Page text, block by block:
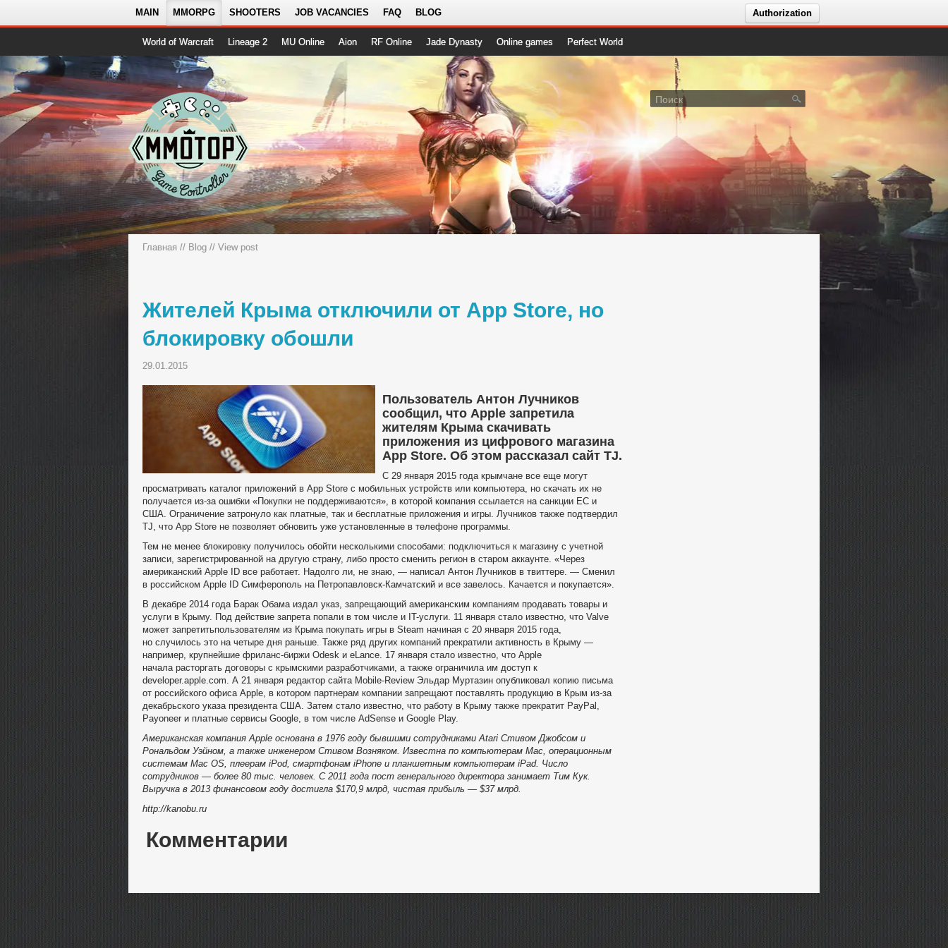
MAIN MMORPG SHOOTERS JOB VACANCIES FAQ BLOG Authorization
World of Warcraft Lineage 2 MU Online Aion RF Online Jade Dynasty Online games Perfect World
Главная // Blog // View post
Жителей Крыма отключили от App Store, но
блокировку обошли
29.01.2015
Пользователь Антон Лучников
сообщил, что Apple запретила
жителям Крыма скачивать
приложения из цифрового магазина
App Store. Об этом рассказал сайт TJ.
C 29 января 2015 года крымчане все еще могут
просматривать каталог приложений в App Store с мобильных устройств или компьютера, но скачать их не
получается из-за ошибки «Покупки не поддерживаются», в которой компания ссылается на санкции ЕС и
США. Ограничение затронуло как платные, так и бесплатные приложения и игры. Лучников также подтвердил
TJ, что App Store не позволяет обновить уже установленные в телефоне программы.
Тем не менее блокировку получилось обойти несколькими способами: подключиться к магазину с учетной
записи, зарегистрированной на другую страну, либо просто сменить регион в старом аккаунте. «Через
американский Apple ID все работает. Надолго ли, не знаю, — написал Антон Лучников в твиттере. — Сменил
в российском Apple ID Симферополь на Петропавловск-Камчатский и все завелось. Качается и покупается».
В декабре 2014 года Барак Обама издал указ, запрещающий американским компаниям продавать товары и
услуги в Крыму. Под действие запрета попали в том числе и IT-услуги. 11 января стало известно, что Valve
может запретитьпользователям из Крыма покупать игры в Steam начиная с 20 января 2015 года,
но случилось это на четыре дня раньше. Также ряд других компаний прекратили активность в Крыму —
например, крупнейшие фриланс-биржи Odesk и eLance. 17 января стало известно, что Apple
начала расторгать договоры с крымскими разработчиками, а также ограничила им доступ к
developer.apple.com. А 21 января редактор сайта Mobile-Review Эльдар Муртазин опубликовал копию письма
от российского офиса Apple, в котором партнерам компании запрещают поставлять продукцию в Крым из-за
декабрьского указа президента США. Затем стало известно, что работу в Крыму также прекратит PayPal,
Payoneer и платные сервисы Google, в том числе AdSense и Google Play.
Американская компания Apple основана в 1976 году бывшими сотрудниками Atari Стивом Джобсом и
Рональдом Уэйном, а также инженером Стивом Возняком. Известна по компьютерам Mac, операционным
системам Mac OS, плеерам iPod, смартфонам iPhone и планшетным компьютерам iPad. Число
сотрудников — более 80 тыс. человек. С 2011 года пост генерального директора занимает Тим Кук.
Выручка в 2013 финансовом году достигла $170,9 млрд, чистая прибыль — $37 млрд.
http://kanobu.ru
Комментарии